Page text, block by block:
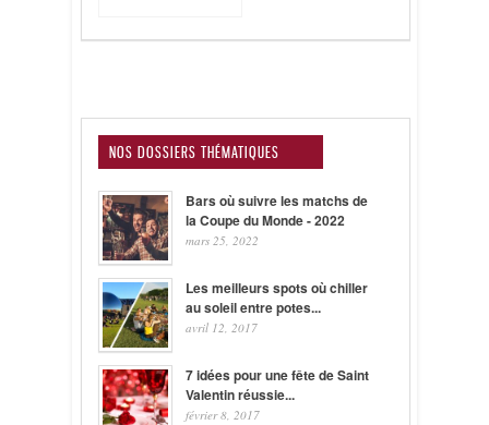
NOS DOSSIERS THÉMATIQUES
Bars où suivre les matchs de
la Coupe du Monde - 2022
mars 25, 2022
Les meilleurs spots où chiller
au soleil entre potes...
avril 12, 2017
7 idées pour une fête de Saint
Valentin réussie...
février 8, 2017